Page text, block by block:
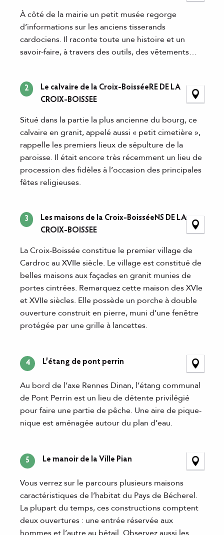
À côté de la mairie un petit musée regorge
d’informations sur les anciens tisserands
cardociens. Il raconte toute une histoire et un
savoir-faire, à travers des outils, des vêtements…
2
Le calvaire de la Croix-BoisséeRE DE LA
CROIX-BOISSEE
Situé dans la partie la plus ancienne du bourg, ce
calvaire en granit, appelé aussi « petit cimetière »,
rappelle les premiers lieux de sépulture de la
paroisse. Il était encore très récemment un lieu de
procession des fidèles à l’occasion des principales
fêtes religieuses.
3
Les maisons de la Croix-BoisséeNS DE LA
CROIX-BOISSEE
La Croix-Boissée constitue le premier village de
Cardroc au XVIIe siècle. Le village est constitué de
belles maisons aux façades en granit munies de
portes cintrées. Remarquez cette maison des XVIe
et XVIIe siècles. Elle possède un porche à double
ouverture construit en pierre, muni d’une fenêtre
protégée par une grille à lancettes.
4 L’étang de pont perrin
Au bord de l’axe Rennes Dinan, l’étang communal
de Pont Perrin est un lieu de détente privilégié
pour faire une partie de pêche. Une aire de pique-
nique est aménagée autour du plan d’eau.
5 Le manoir de la Ville Pian
Vous verrez sur le parcours plusieurs maisons
caractéristiques de l’habitat du Pays de Bécherel.
La plupart du temps, ces constructions comptent
deux ouvertures : une entrée réservée aux